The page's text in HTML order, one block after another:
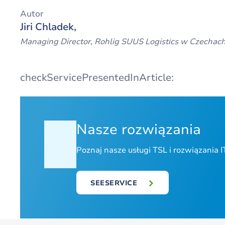
Autor
Jiri Chladek,
Managing Director, Rohlig SUUS Logistics w
checkServicePresentedInArticle:
Nasze rozwiązania
Poznaj nasze usługi TSL i rozwiązania
SEESERVICE